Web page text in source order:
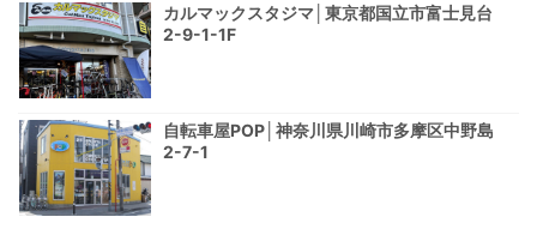
カルマックスタジマ│東京都国立市富士見台
2-9-1-1F
自転車屋POP│神奈川県川崎市多摩区中野島
2-7-1